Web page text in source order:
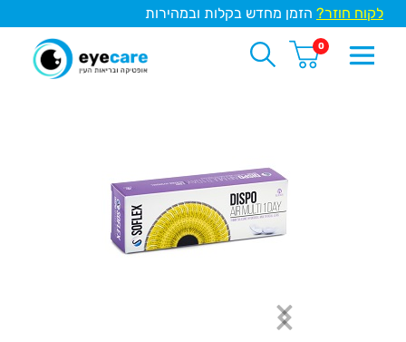
לקוח חוזר? הזמן מחדש בקלות ובמהירות
0